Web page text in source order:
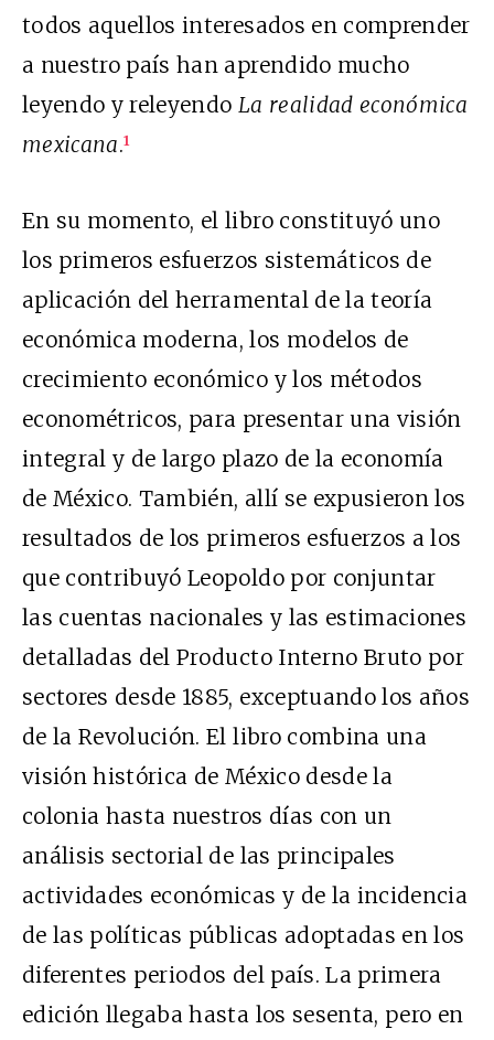
todos aquellos interesados en comprender
a nuestro país han aprendido mucho
leyendo y releyendo La realidad económica
mexicana.1
En su momento, el libro constituyó uno
los primeros esfuerzos sistemáticos de
aplicación del herramental de la teoría
económica moderna, los modelos de
crecimiento económico y los métodos
econométricos, para presentar una visión
integral y de largo plazo de la economía
de México. También, allí se expusieron los
resultados de los primeros esfuerzos a los
que contribuyó Leopoldo por conjuntar
las cuentas nacionales y las estimaciones
detalladas del Producto Interno Bruto por
sectores desde 1885, exceptuando los años
de la Revolución. El libro combina una
visión histórica de México desde la
colonia hasta nuestros días con un
análisis sectorial de las principales
actividades económicas y de la incidencia
de las políticas públicas adoptadas en los
diferentes periodos del país. La primera
edición llegaba hasta los sesenta, pero en